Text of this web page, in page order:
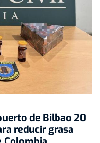
de Bilbao 20
reducir grasa